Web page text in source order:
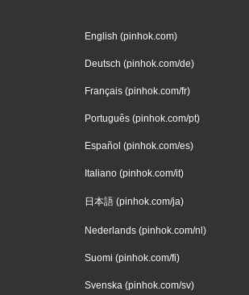
English (pinhok.com)
Deutsch (pinhok.com/de)
Français (pinhok.com/fr)
Português (pinhok.com/pt)
Español (pinhok.com/es)
Italiano (pinhok.com/it)
日本語 (pinhok.com/ja)
Nederlands (pinhok.com/nl)
Suomi (pinhok.com/fi)
Svenska (pinhok.com/sv)